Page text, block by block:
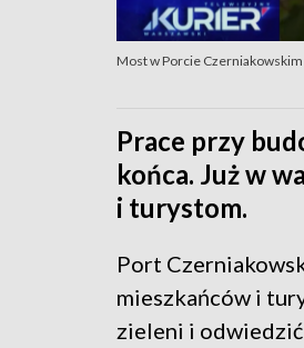
Most w Porcie
Prace przy
końca. Już w
i turystom.
Port
mieszkańców i
zieleni i odwiedzić